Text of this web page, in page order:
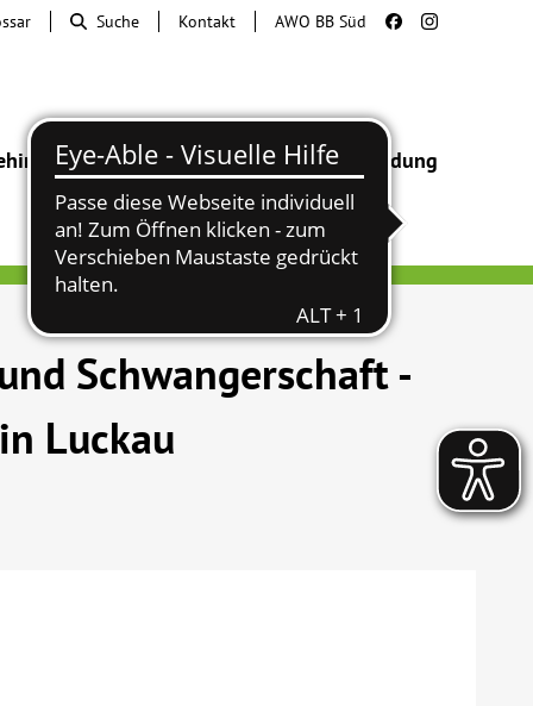
Beratung & HilfeBegegnung Bildung
Suche Kontakt AWO BB Süd
Schwangerschaft -
Luckau